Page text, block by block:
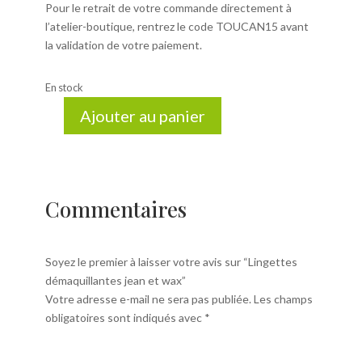
Pour le retrait de votre commande directement à
l’atelier-boutique, rentrez le code TOUCAN15 avant
la validation de votre paiement.
En stock
quantité
et
Ajouter au panier
Commentaires
Soyez le premier à laisser votre avis sur “Lingettes
démaquillantes jean et wax”
Votre adresse e-mail ne sera pas publiée. Les champs
obligatoires sont indiqués avec *